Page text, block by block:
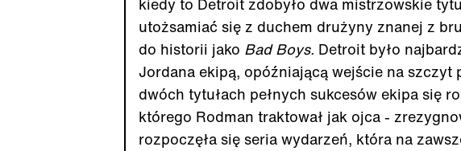
utożsamiać się z duchem drużyny znanej z
do historii jako Bad Boys. Detroit było
Jordana ekipą, opóźniającą wejście na szczyt
dwóch tytułach pełnych sukcesów ekipa się
którego Rodman traktował jak ojca -
rozpoczęła się seria wydarzeń, która na